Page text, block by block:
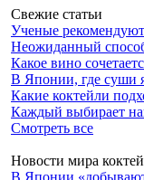
Свежие статьи
Ученые
Неожиданный
Какое вино
В Японии, где суши
Какие коктейли
Каждый выбирает
Смотреть все
Новости мира
В Японии